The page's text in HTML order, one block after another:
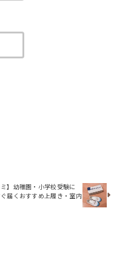
ミ】幼稚園・小学校受験に
届くおすすめ上履き・室内